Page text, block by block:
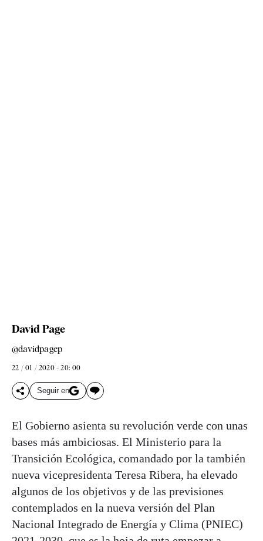
David Page
@davidpagep
22 / 01 / 2020 - 20: 00
Seguir en
El Gobierno asienta su revolución verde con unas
bases más ambiciosas. El Ministerio para la
Transición Ecológica, comandado por la también
nueva vicepresidenta Teresa Ribera, ha elevado
algunos de los objetivos y de las previsiones
contemplados en la nueva versión del Plan
Nacional Integrado de Energía y Clima (PNIEC)